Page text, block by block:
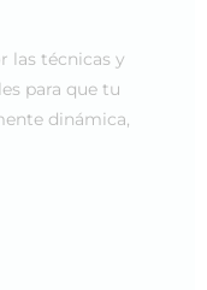
las técnicas y
para que tu
dinámica,